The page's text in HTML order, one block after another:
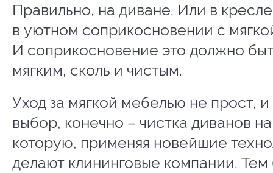
Правильно, на диване. Или в
в уютном соприкосновении с
И соприкосновение это должно
мягким, сколь и чистым.
Уход за мягкой мебелью не прост,
выбор, конечно – чистка диванов
которую, применяя новейшие
делают клининговые компании. Тем